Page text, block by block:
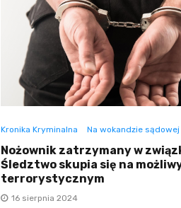
Kronika Kryminalna Na wokandzie sądowej
Nożownik zatrzymany w
Śledztwo skupia się na
terrorystycznym
16 sierpnia 2024